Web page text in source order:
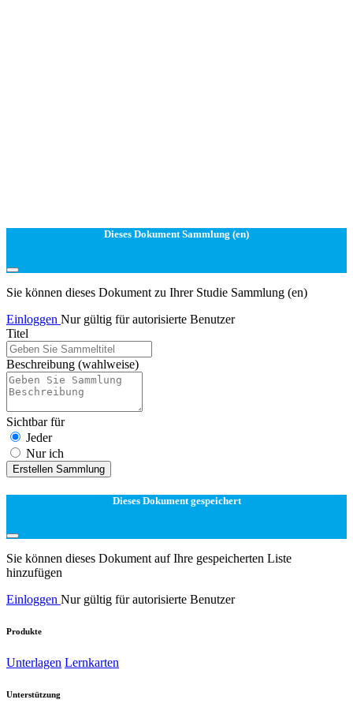
Dieses Dokument Sammlung (en)
Sie können dieses Dokument zu Ihrer Studie Sammlung (en)
Einloggen Nur gültig für autorisierte Benutzer
Titel
Beschreibung (wahlweise)
Sichtbar für
Jeder
Nur ich
Erstellen Sammlung
Dieses Dokument gespeichert
Sie können dieses Dokument auf Ihre gespeicherten Liste
hinzufügen
Einloggen Nur gültig für autorisierte Benutzer
Produkte
Unterlagen Lernkarten
Unterstützung